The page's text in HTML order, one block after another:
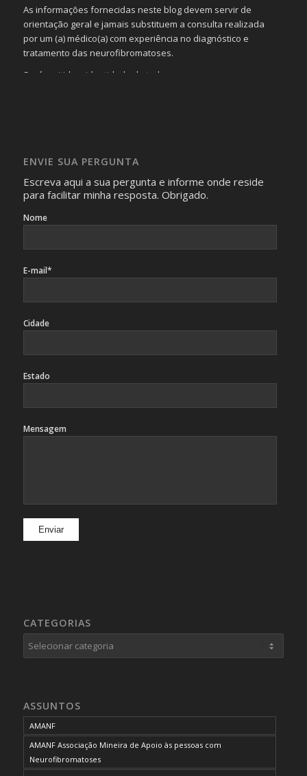
As informações fornecidas neste blog devem servir de
orientação geral e jamais substituem a consulta realizada
por um (a) médico(a) com experiência no diagnóstico e
tratamento das neurofibromatoses.
Será omitida a identidade de todas as pessoas que
identificação da pessoa fotografada.
ENVIE SUA PERGUNTA
Escreva aqui a sua pergunta e informe onde reside
para facilitar minha resposta. Obrigado.
Nome
E-mail*
Cidade
Estado
Mensagem
CATEGORIAS
Categorias
ASSUNTOS
AMANF
AMANF Associação Mineira de Apoio às pessoas com
Neurofibromatoses